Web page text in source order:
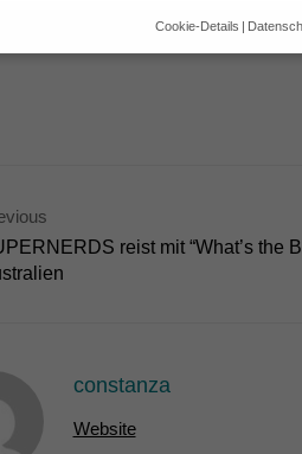
reist mit “What’s the
constanza
Website
Cookie-Details
die Verwendung Ihrer Daten
über alle verwendeten
Informationen anzeigen lassen und
grundlegende Funktionen und sind